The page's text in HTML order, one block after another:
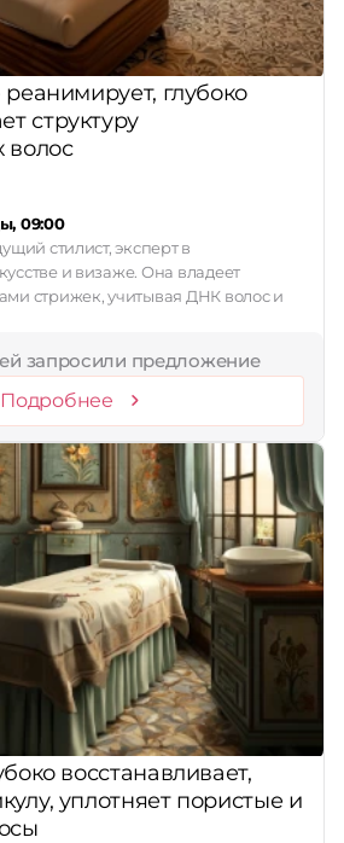
глубоко
структуру
волос
09:00
стилист, эксперт в
и визаже. Она владеет
стрижек, учитывая ДНК волос и
запросили предложение
Подробнее
восстанавливает,
уплотняет пористые и